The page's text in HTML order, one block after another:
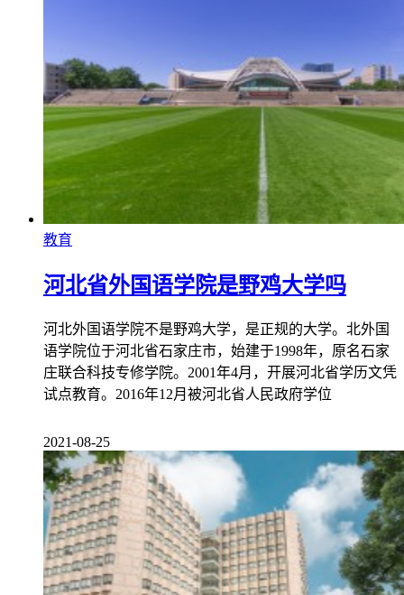
教育
河北省外国语学院是野鸡大学吗
河北外国语学院不是野鸡大学，是正规的大学。北外国
语学院位于河北省石家庄市，始建于1998年，原名石家
庄联合科技专修学院。2001年4月，开展河北省学历文凭
试点教育。2016年12月被河北省人民政府学位
2021-08-25